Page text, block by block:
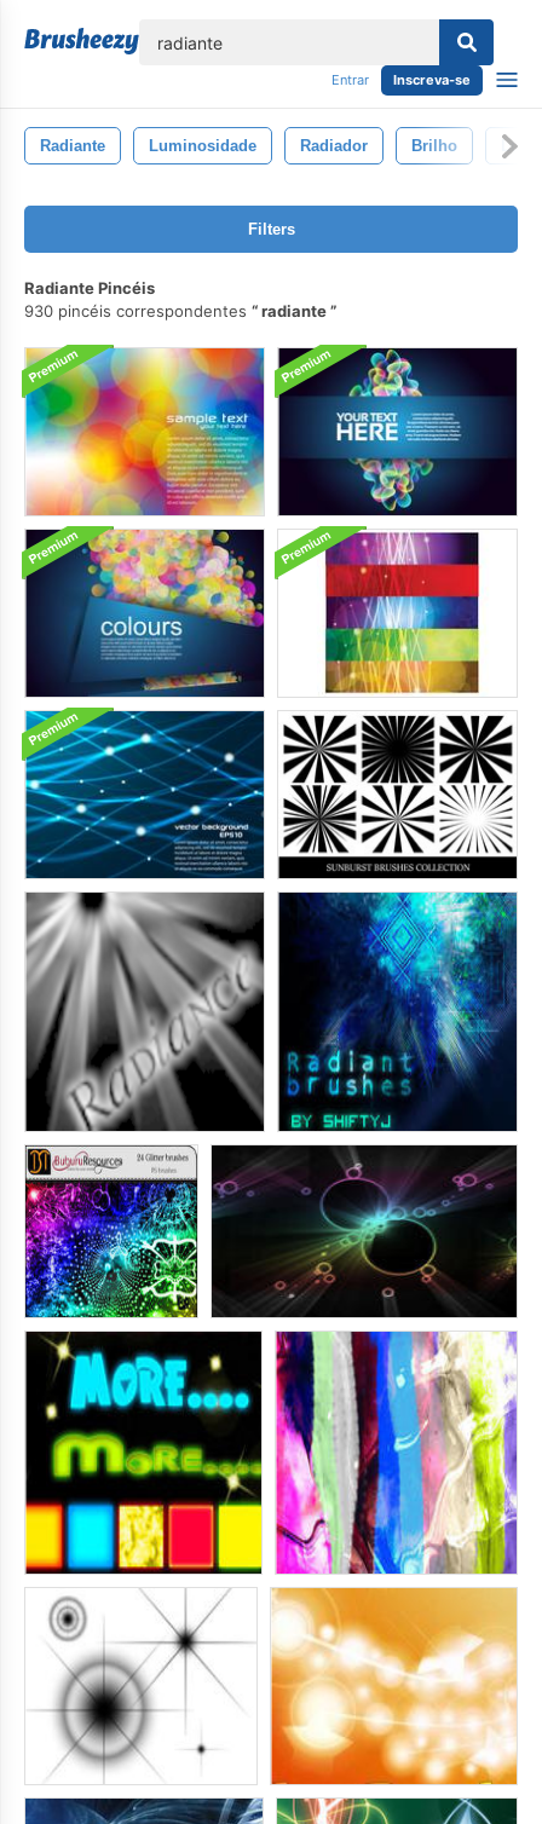
Entrar Inscreva-se
Radiante Luminosidade Radiador Brilho Luz
Filters
Radiante Pincéis
930 pincéis correspondentes
radiante